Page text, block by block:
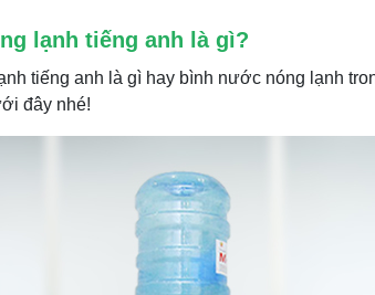
lạnh tiếng anh là gì?
tiếng anh là gì hay bình nước nóng lạnh
đây nhé!